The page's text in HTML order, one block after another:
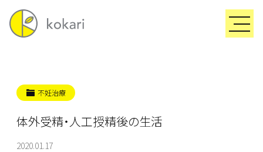
不妊治療
体外受精・人工授精後の生活
2020.01.17